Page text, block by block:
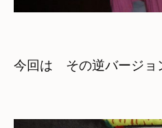
今回は　その逆バージョ